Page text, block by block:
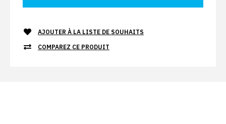
AJOUTER À LA LISTE DE SOUHAITS
COMPAREZ CE PRODUIT